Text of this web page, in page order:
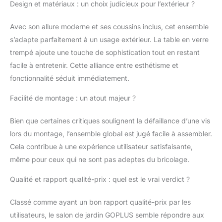
conçus avec une
spacieuse, un dossier
légèrement incliné et
des accoudoirs
soutien confortable et
permettent au corps de
les coussins et les
mousse haute densité
offrent un confort
supplémentaire.
métallique solide :
Grâce à la construction
métallique résistante à
gauchissement, nos
meubles offrent une
Design et matériaux : un choix judicieux pour l’extérieur ?
Avec son allure moderne et ses coussins inclus, cet ensemble
s’adapte parfaitement à un usage extérieur. La table en verre
trempé ajoute une touche de sophistication tout en restant
facile à entretenir. Cette alliance entre esthétisme et
fonctionnalité séduit immédiatement.
Facilité de montage : un atout majeur ?
Bien que certaines critiques soulignent la défaillance d’une vis
lors du montage, l’ensemble global est jugé facile à assembler.
Cela contribue à une expérience utilisateur satisfaisante,
même pour ceux qui ne sont pas adeptes du bricolage.
Qualité et rapport qualité-prix : quel est le vrai verdict ?
Classé comme ayant un bon rapport qualité-prix par les
utilisateurs, le salon de jardin GOPLUS semble répondre aux